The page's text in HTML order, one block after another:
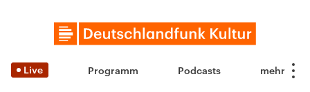
Live Programm Podcasts